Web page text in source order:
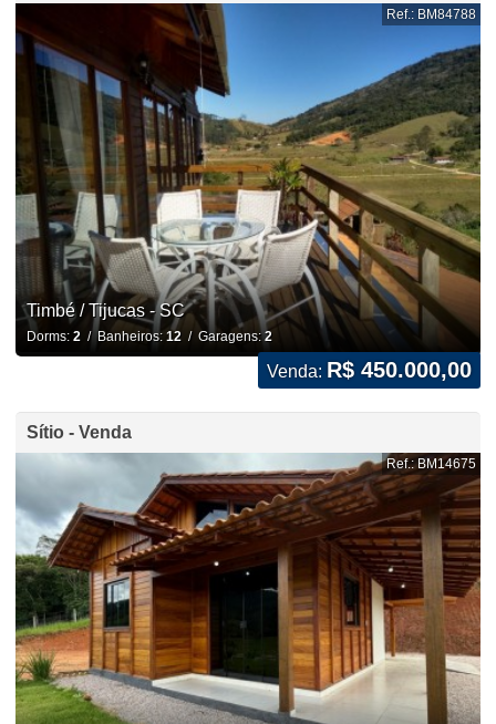
Ref.: BM84788
Timbé / Tijucas - SC
Dorms: 2/ Banheiros: 12/ Garagens:2
Venda: R$ 450.000,00
Sítio - Venda
Ref.: BM14675